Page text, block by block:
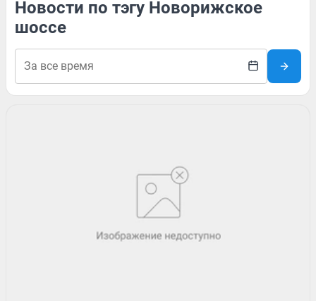
Новости по тэгу Новорижское
шоссе